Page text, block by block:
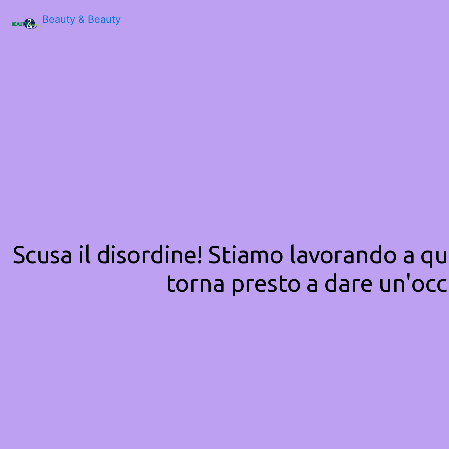
Beauty & Beauty
Scusa il disordine! Stiamo lavorando a
torna presto a dare